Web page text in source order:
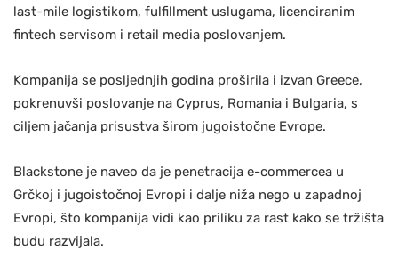
last-mile logistikom, fulfillment uslugama, licenciranim
fintech servisom i retail media poslovanjem.
Kompanija se posljednjih godina proširila i izvan Greece,
pokrenuvši poslovanje na Cyprus, Romania i Bulgaria, s
ciljem jačanja prisustva širom jugoistočne Evrope.
Blackstone je naveo da je penetracija e-commercea u
Grčkoj i jugoistočnoj Evropi i dalje niža nego u zapadnoj
Evropi, što kompanija vidi kao priliku za rast kako se tržišta
budu razvijala.